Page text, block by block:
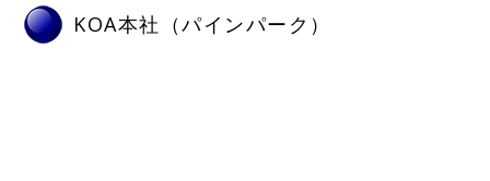
KOA本社（パインパーク）